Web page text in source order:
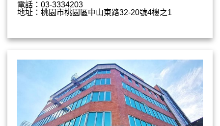
電話：03-3334203
地址：桃園市桃園區中山東路32-20號4樓之1